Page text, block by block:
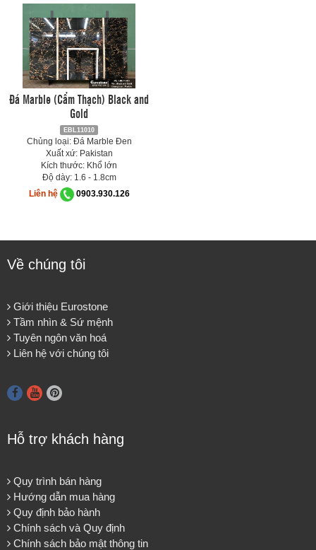
Đá Marble (Cẩm Thạch) Black and
Gold
EBL11010
Chủng loại: Đá Marble Đen
Xuất xứ: Pakistan
Kích thước: Khổ lớn
Độ dày: 1.6 - 1.8cm
Liên hệ
0903.930.126
Về chúng tôi
Giới thiệu Eurostone
Tầm nhìn & Sứ mệnh
Tuyên ngôn văn hoá
Liên hệ với chúng tôi
Hỗ trợ khách hàng
Quy trình bán hàng
Hướng dẫn mua hàng
Quy định bảo hành
Chính sách và Quy định
Chính sách bảo mật thông tin